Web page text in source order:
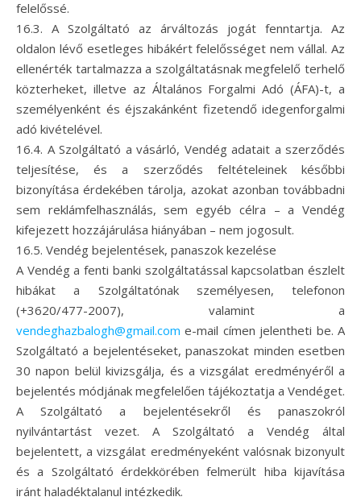
felelőssé.
16.3. A Szolgáltató az árváltozás jogát fenntartja. Az
oldalon lévő esetleges hibákért felelősséget nem vállal. Az
ellenérték tartalmazza a szolgáltatásnak megfelelő terhelő
közterheket, illetve az Általános Forgalmi Adó (ÁFA)-t, a
személyenként és éjszakánként fizetendő idegenforgalmi
adó kivételével.
16.4. A Szolgáltató a vásárló, Vendég adatait a szerződés
teljesítése, és a szerződés feltételeinek későbbi
bizonyítása érdekében tárolja, azokat azonban továbbadni
sem reklámfelhasználás, sem egyéb célra – a Vendég
kifejezett hozzájárulása hiányában – nem jogosult.
16.5. Vendég bejelentések, panaszok kezelése
A Vendég a fenti banki szolgáltatással kapcsolatban észlelt
hibákat a Szolgáltatónak személyesen, telefonon
(+3620/477-2007), valamint a
vendeghazbalogh@gmail.com e-mail címen jelentheti be. A
Szolgáltató a bejelentéseket, panaszokat minden esetben
30 napon belül kivizsgálja, és a vizsgálat eredményéről a
bejelentés módjának megfelelően tájékoztatja a Vendéget.
A Szolgáltató a bejelentésekről és panaszokról
nyilvántartást vezet. A Szolgáltató a Vendég által
bejelentett, a vizsgálat eredményeként valósnak bizonyult
és a Szolgáltató érdekkörében felmerült hiba kijavítása
iránt haladéktalanul intézkedik.